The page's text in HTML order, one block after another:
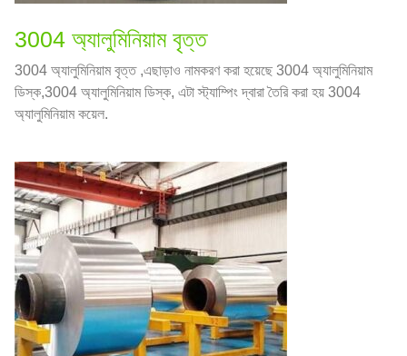
3004 অ্যালুমিনিয়াম বৃত্ত
3004 অ্যালুমিনিয়াম বৃত্ত ,এছাড়াও নামকরণ করা হয়েছে 3004 অ্যালুমিনিয়াম
ডিস্ক,3004 অ্যালুমিনিয়াম ডিস্ক, এটা স্ট্যাম্পিং দ্বারা তৈরি করা হয় 3004
অ্যালুমিনিয়াম কয়েল.